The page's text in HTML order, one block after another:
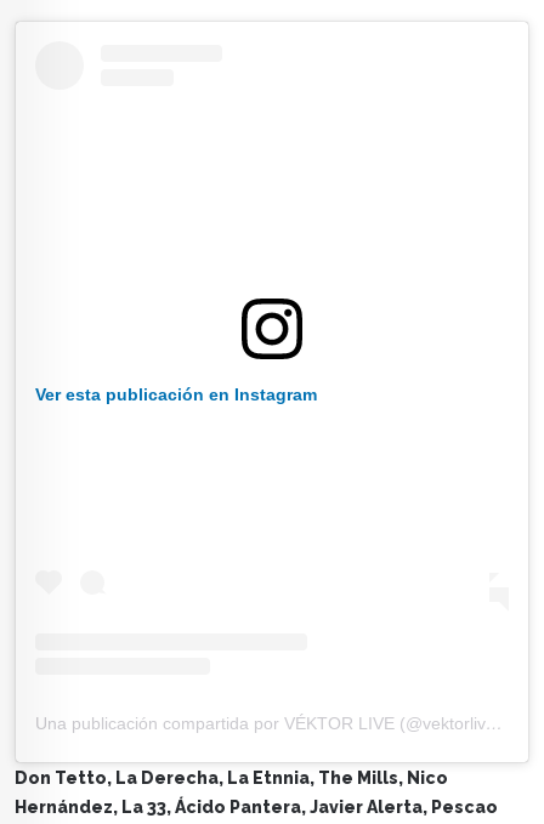
Ver esta publicación en Instagram
Una publicación compartida por VÉKTOR LIVE (@vektorlive_)
Don Tetto, La Derecha, La Etnnia, The Mills, Nico
Hernández, La 33, Ácido Pantera, Javier Alerta, Pescao